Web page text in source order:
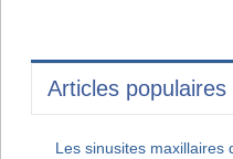
Articles populaires
Les sinusites maxillaires